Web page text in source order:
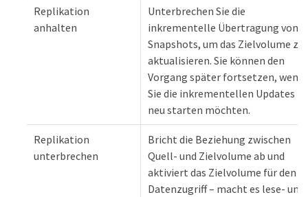
Replikation
anhalten
Unterbrechen Sie die
inkrementelle Übertragung von
Snapshots, um das Zielvolume zu
aktualisieren. Sie können den
Vorgang später fortsetzen, wenn
Sie die inkrementellen Updates
neu starten möchten.
Replikation
unterbrechen
Bricht die Beziehung zwischen
Quell- und Zielvolume ab und
aktiviert das Zielvolume für den
Datenzugriff – macht es lese- und